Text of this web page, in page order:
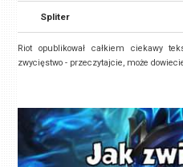
Spliter
Riot opublikował całkiem ciekawy
zwycięstwo - przeczytajcie, może